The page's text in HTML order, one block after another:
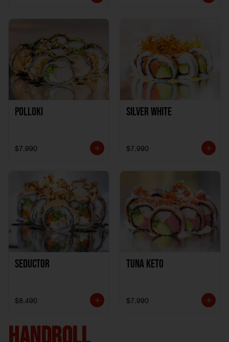
Polloki
$7.990
SILVER WHITE
$7.990
Seductor
$8.490
TUNA KETO
$7.990